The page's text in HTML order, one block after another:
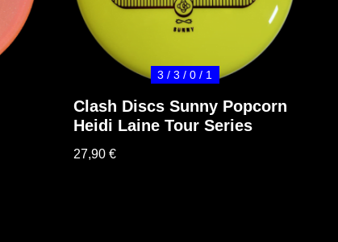
3 / 3 / 0 / 1
Clash Discs Sunny Popcorn
Heidi Laine Tour Series
27,90€